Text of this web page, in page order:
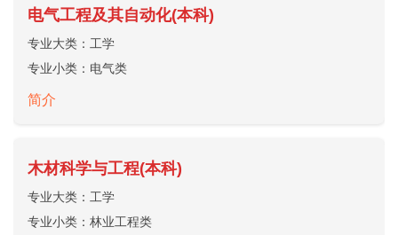
电气工程及其自动化(本科)
专业大类： 工学
专业小类： 电气类
简介
木材科学与工程(本科)
专业大类： 工学
专业小类： 林业工程类